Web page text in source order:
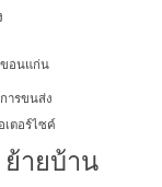
ขอนแก่น
ารขนส่ง
ตอร์ไซค์
ย้ายบ้าน